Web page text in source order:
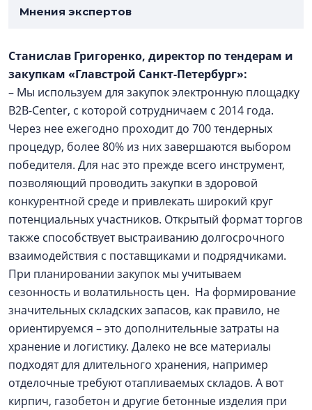
Мнения экспертов
Станислав Григоренко, директор по тендерам и
закупкам «Главстрой Санкт-Петербург»:
– Мы используем для закупок электронную площадку
B2B-Center, с которой сотрудничаем с 2014 года.
Через нее ежегодно проходит до 700 тендерных
процедур, более 80% из них завершаются выбором
победителя. Для нас это прежде всего инструмент,
позволяющий проводить закупки в здоровой
конкурентной среде и привлекать широкий круг
потенциальных участников. Открытый формат торгов
также способствует выстраиванию долгосрочного
взаимодействия с поставщиками и подрядчиками.
При планировании закупок мы учитываем
сезонность и волатильность цен. На формирование
значительных складских запасов, как правило, не
ориентируемся – это дополнительные затраты на
хранение и логистику. Далеко не все материалы
подходят для длительного хранения, например
отделочные требуют отапливаемых складов. А вот
кирпич, газобетон и другие бетонные изделия при